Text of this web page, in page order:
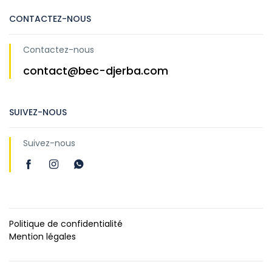
CONTACTEZ-NOUS
Contactez-nous
contact@bec-djerba.com
SUIVEZ-NOUS
Suivez-nous
Politique de confidentialité
Mention légales